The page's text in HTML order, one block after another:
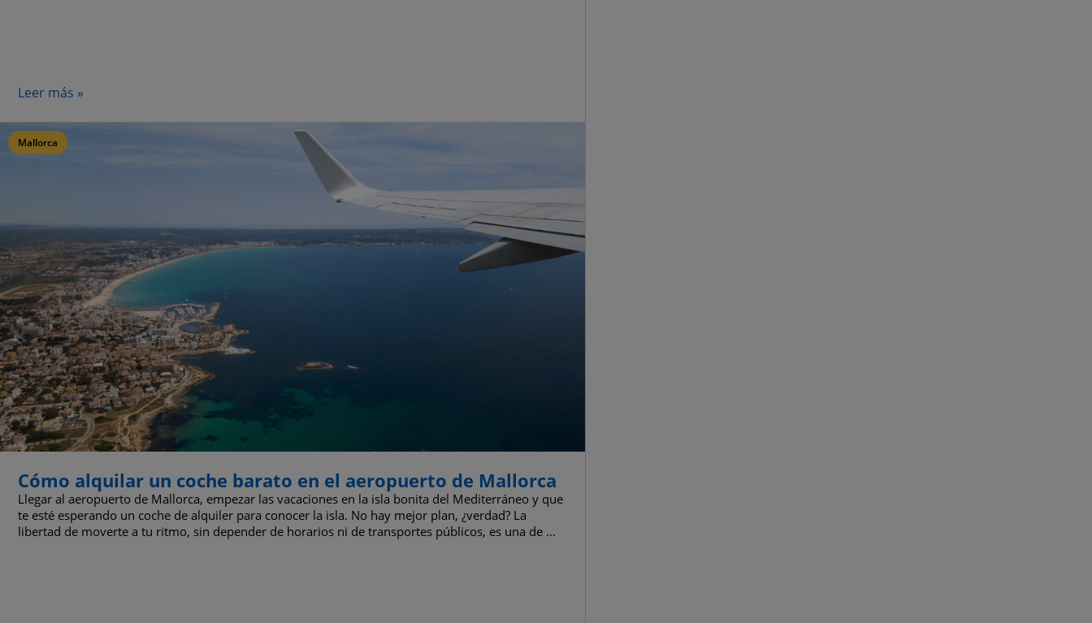
Leer más »
Mallorca
Cómo alquilar un coche barato en el aeropuerto de Mallorca
Llegar al aeropuerto de Mallorca, empezar las vacaciones en la isla bonita del Mediterráneo y que
te esté esperando un coche de alquiler para conocer la isla. No hay mejor plan, ¿verdad? La
libertad de moverte a tu ritmo, sin depender de horarios ni de transportes públicos, es una de ...